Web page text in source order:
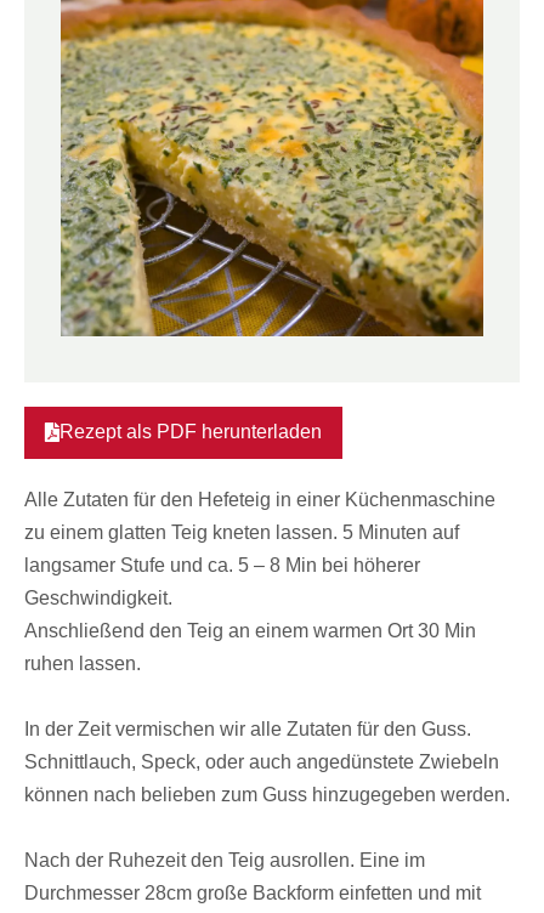
Rezept als PDF herunterladen
Alle Zutaten für den Hefeteig in einer Küchenmaschine
zu einem glatten Teig kneten lassen. 5 Minuten auf
langsamer Stufe und ca. 5 – 8 Min bei höherer
Geschwindigkeit.
Anschließend den Teig an einem warmen Ort 30 Min
ruhen lassen.
In der Zeit vermischen wir alle Zutaten für den Guss.
Schnittlauch, Speck, oder auch angedünstete Zwiebeln
können nach belieben zum Guss hinzugegeben werden.
Nach der Ruhezeit den Teig ausrollen. Eine im
Durchmesser 28cm große Backform einfetten und mit